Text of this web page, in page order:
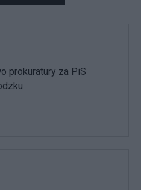
prokuratury za PiS